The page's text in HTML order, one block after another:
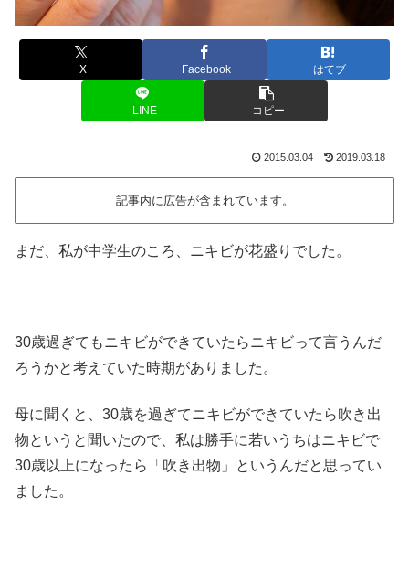
X Facebook はてブ
LINE コピー
2015.03.04 2019.03.18
記事内に広告が含まれています。
まだ、私が中学生のころ、ニキビが花盛りでした。
30歳過ぎてもニキビができていたらニキビって言うんだ
ろうかと考えていた時期がありました。
母に聞くと、30歳を過ぎてニキビができていたら吹き出
物というと聞いたので、私は勝手に若いうちはニキビで
30歳以上になったら「吹き出物」というんだと思ってい
ました。